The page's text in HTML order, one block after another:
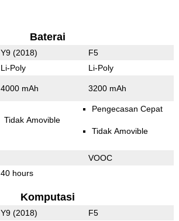
Baterai
Y9 (2018) F5
Li-Poly Li-Poly
4000 mAh 3200 mAh
Tidak Amovible
Pengecasan Cepat
Tidak Amovible
VOOC
40 hours
Komputasi
Y9 (2018) F5